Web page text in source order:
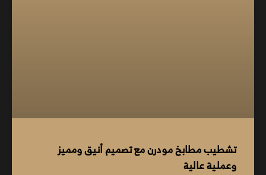
تشطيب مطابخ مودرن مع تصميم أنيق ومميز
وعملية عالية